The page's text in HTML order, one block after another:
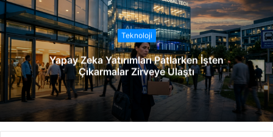
i
t
e
s
i
Teknoloji
Yapay Zeka Yatırımları Patlarken İşten
Çıkarmalar Zirveye Ulaştı